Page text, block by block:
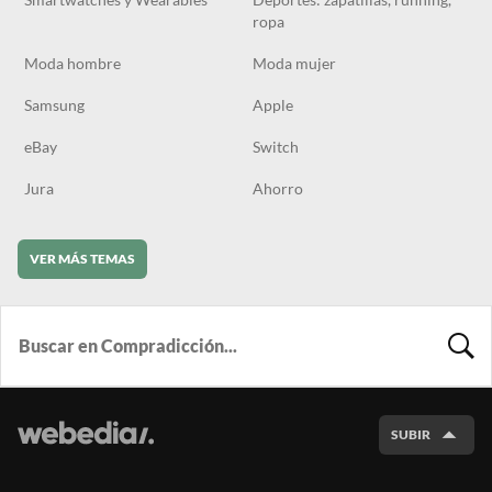
ropa
Moda hombre Moda mujer
Samsung Apple
eBay Switch
Jura Ahorro
VER MÁS TEMAS
SUBIR